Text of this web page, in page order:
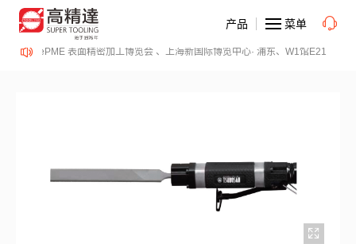
SurfacePME 表面精密加工博览会 、上海新国际博览中心· 浦东、W1馆E21 、欢
产品 菜单